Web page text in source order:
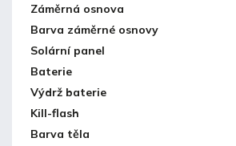
Záměrná osnova
Barva záměrné osnovy
Solární panel
Baterie
Výdrž baterie
Kill-flash
Barva těla